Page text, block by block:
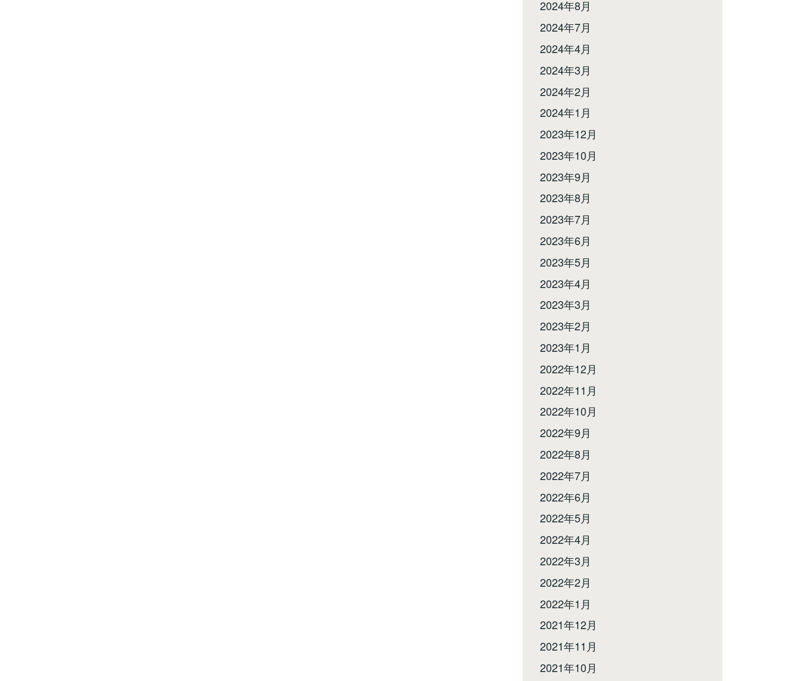
2024年8月
2024年7月
2024年4月
2024年3月
2024年2月
2024年1月
2023年12月
2023年10月
2023年9月
2023年8月
2023年7月
2023年6月
2023年5月
2023年4月
2023年3月
2023年2月
2023年1月
2022年12月
2022年11月
2022年10月
2022年9月
2022年8月
2022年7月
2022年6月
2022年5月
2022年4月
2022年3月
2022年2月
2022年1月
2021年12月
2021年11月
2021年10月